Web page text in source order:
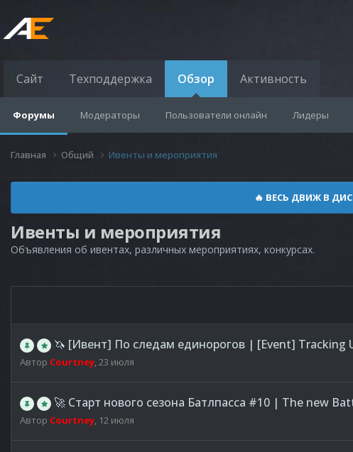
Сайт Техподдержка Обзор
Форумы Модераторы Пользователи онлайн Лидеры
Активность
Главная Общий Ивенты и мероприятия
🔥 ВЕСЬ ДВИЖ В
Ивенты и мероприятия
Объявления об ивентах, различных мероприятиях, конкурсах.
🦄 [Ивент] По следам единорогов | [Event] Tracking
Автор Courtney,23 июля
🚀 Старт нового сезона Батлпасса #10 | The new
Автор Courtney, 12 июля